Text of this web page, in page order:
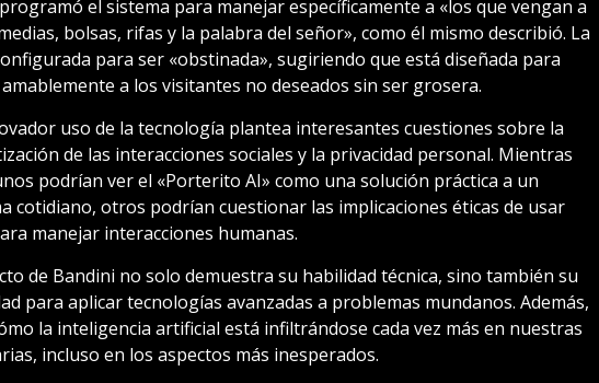
el sistema para manejar específicamente a «los que vengan a
bolsas, rifas y la palabra del señor», como él mismo describió. La
para ser «obstinada», sugiriendo que está diseñada para
a los visitantes no deseados sin ser grosera.
uso de la tecnología plantea interesantes cuestiones sobre la
de las interacciones sociales y la privacidad personal. Mientras
podrían ver el «Porterito AI» como una solución práctica a un
cotidiano, otros podrían cuestionar las implicaciones éticas de usar
manejar interacciones humanas.
de Bandini no solo demuestra su habilidad técnica, sino también su
para aplicar tecnologías avanzadas a problemas mundanos. Además,
la inteligencia artificial está infiltrándose cada vez más en nuestras
incluso en los aspectos más inesperados.